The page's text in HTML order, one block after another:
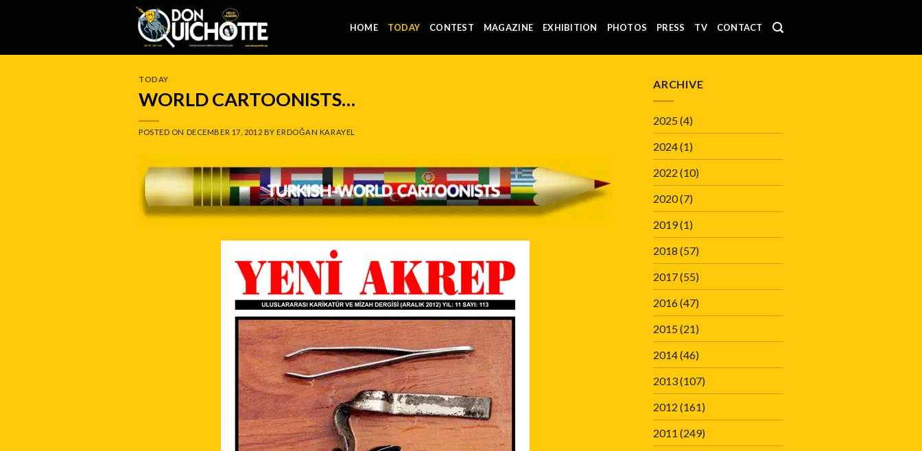
HOME TODAY CONTEST MAGAZINE EXHIBITION PHOTOS PRESS TV CONTACT
TODAY
WORLD CARTOONISTS…
POSTED ON DECEMBER 17, 2012 BYERDOĞAN KARAYEL
ARCHIVE
2025(4)
2024(1)
2022 (10)
2020(7)
2019(1)
2018 (57)
2017(55)
2016(47)
2015(21)
2014(46)
2013(107)
2012 (161)
2011 (249)